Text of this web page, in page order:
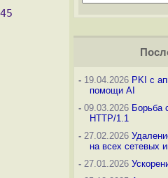
-19.04.2026 PKI с
помощи AI
-09.03.2026 Борьба
HTTP/1.1
-27.02.2026
на всех сетевых
-27.01.2026